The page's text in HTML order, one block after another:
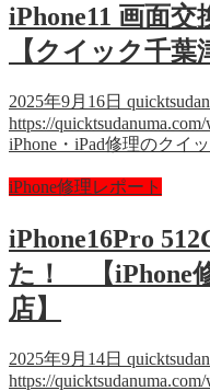
iPhone11 画面交
【クイック千葉
2025年9月16日
https://
iPhone・iPad修理のクイ
iPhone修理レポート
iPhone16Pro
た！ 【iPhone
店】
2025年9月14日
https://